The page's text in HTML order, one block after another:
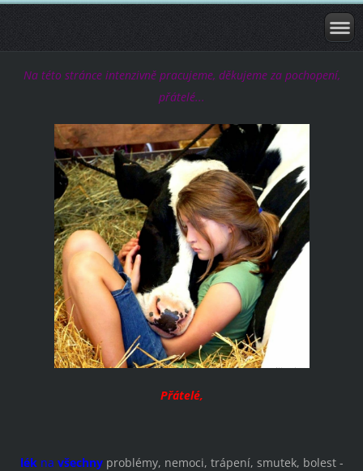
Na této stránce intenzivně pracujeme, děkujeme za pochopení,
přátelé...
Přátelé,
lékna všechnyproblémy, nemoci, trápení, smutek, bolest -